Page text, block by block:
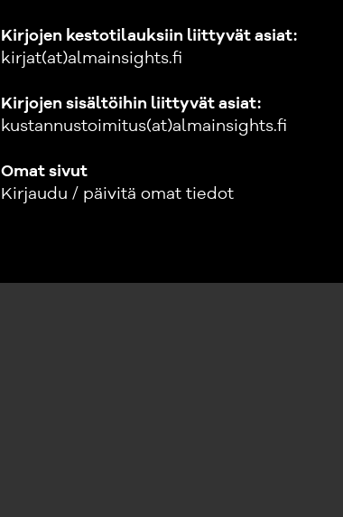
Kirjojen kestotilauksiin liittyvät asiat:
kirjat(at)almainsights.fi
Kirjojen sisältöihin liittyvät asiat:
kustannustoimitus(at)almainsights.fi
Omat sivut
Kirjaudu / päivitä omat tiedot